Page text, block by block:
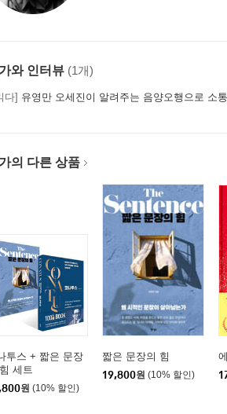
와 인터뷰 (1개)
다] 유영만 오세진이 알려주는 음양오행으로 소
의 다른 상품
투스 + 짧은 문장
세트
원 (10% 할인)
짧은 문장의 힘
19,800원 (10% 할인)